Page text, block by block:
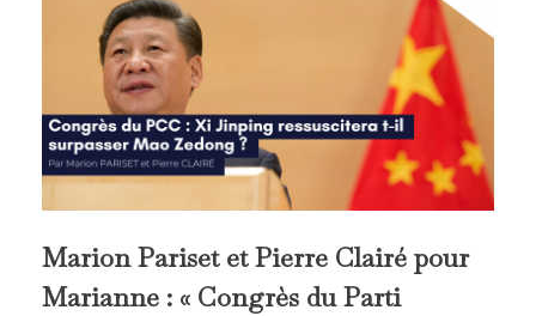
Marion Pariset et Pierre Clairé pour
Marianne : « Congrès du Parti